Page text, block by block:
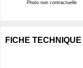
Photo non contractuelle
FICHE TECHNIQUE